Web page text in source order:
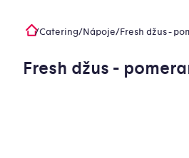
Domů
/Catering/Nápoje/Fresh džus -
Fresh džus -